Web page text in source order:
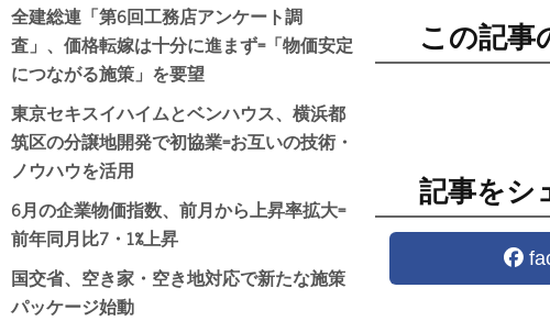
この記事
記事をシ
全建総連「第6回工務店アンケート調
査」、価格転嫁は十分に進まず=「物価安定
につながる施策」を要望
東京セキスイハイムとベンハウス、横浜都
筑区の分譲地開発で初協業=お互いの技術・
ノウハウを活用
6月の企業物価指数、前月から上昇率拡大=
前年同月比7・1%上昇
国交省、空き家・空き地対応で新たな施策
パッケージ始動